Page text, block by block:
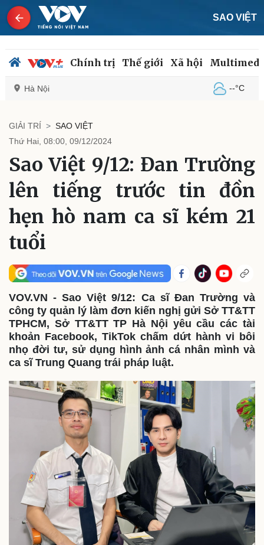
SAO VIỆT
Chính trị Thế giới Xã hội
Hà Nội --°C
Chính trị
Đảng
Tổ chức nhân sự
Quốc hội
Nhận diện sự thật
Tin 24h
Dự báo thời tiết
Giáo dục
Dấu ấn VOV
Việc làm
Biển đảo
GIẢI TRÍ
SAO VIỆT
Thứ Hai, 08:00, 09/12/2024
Sao Việt 9/12: Đan Trường
lên tiếng trước tin đồn
hẹn hò nam ca sĩ kém 21
tuổi
VOV.VN - Sao Việt 9/12: Ca sĩ Đan Trường và
công ty quản lý làm đơn kiến nghị gửi Sở TT&TT
TPHCM, Sở TT&TT TP Hà Nội yêu cầu các tài
khoản Facebook, TikTok chấm dứt hành vi bôi
nhọ đời tư, sử dụng hình ảnh cá nhân mình và
ca sĩ Trung Quang trái pháp luật.